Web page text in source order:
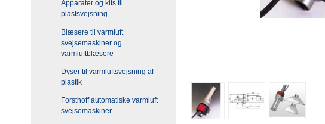
Apparater og kits til
plastsvejsning
Blæsere til varmluft
svejsemaskiner og
varmluftblæsere
Dyser til varmluftsvejsning af
plastik
Forsthoff automatiske varmluft
svejsemaskiner